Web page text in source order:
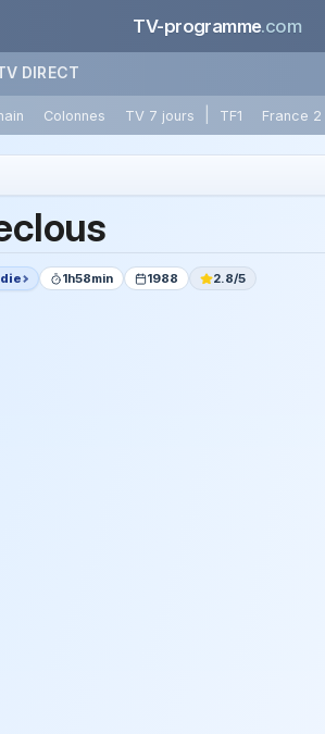
TV-programme.com
DIRECT
Colonnes TV 7 jours TF1 France 2
1h58min 1988 2.8/5